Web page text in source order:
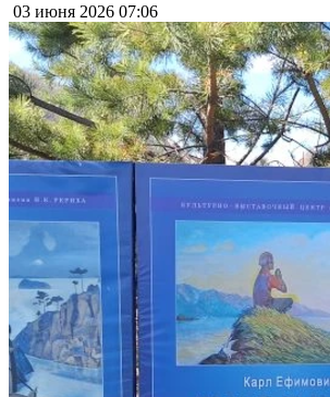
03 июня 2026 07:06